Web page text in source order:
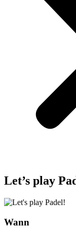
Let’s play
Wann